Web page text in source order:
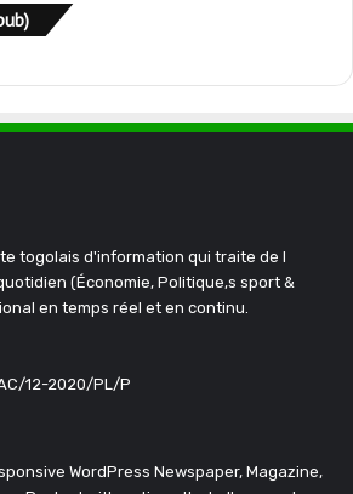
togolais d'information qui traite de l
(Économie, Politique,s sport &
en temps réel et en continu.
12-2020/PL/P
WordPress Newspaper, Magazine,